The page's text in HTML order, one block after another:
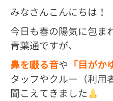
みなさんこんにちは！
今日も春の陽気に包ま
青葉通ですが、
鼻を啜る音や 「目がか
タッフやクルー（利用
聞こえてきました